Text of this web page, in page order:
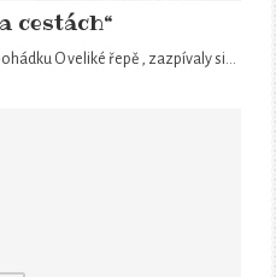
cestách“
O veliké řepě , zazpívaly si…